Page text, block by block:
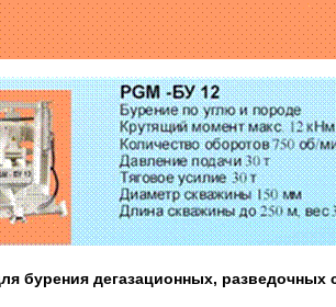
бурения дегазационных,